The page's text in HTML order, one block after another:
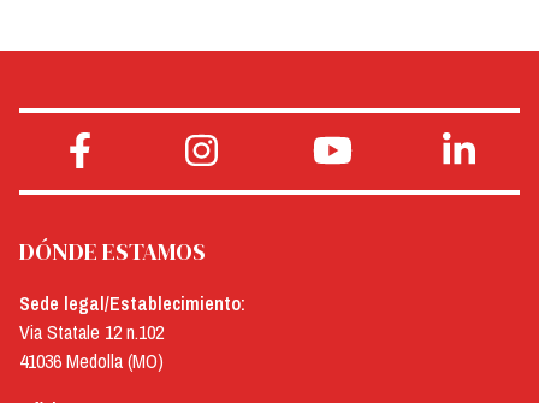
DÓNDE ESTAMOS
Sede legal/Establecimiento:
Via Statale 12 n.102
41036 Medolla (MO)